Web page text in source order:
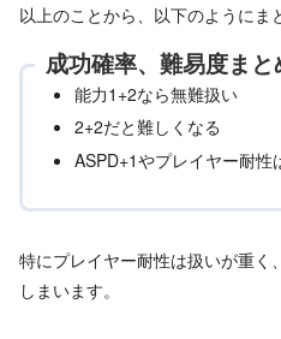
以上のことから、以下のようにま
成功確率、難易度まと
能力1+2なら無難扱い
2+2だと難しくなる
ASPD+1やプレイヤー耐
特にプレイヤー耐性は扱いが重く
しまいます。